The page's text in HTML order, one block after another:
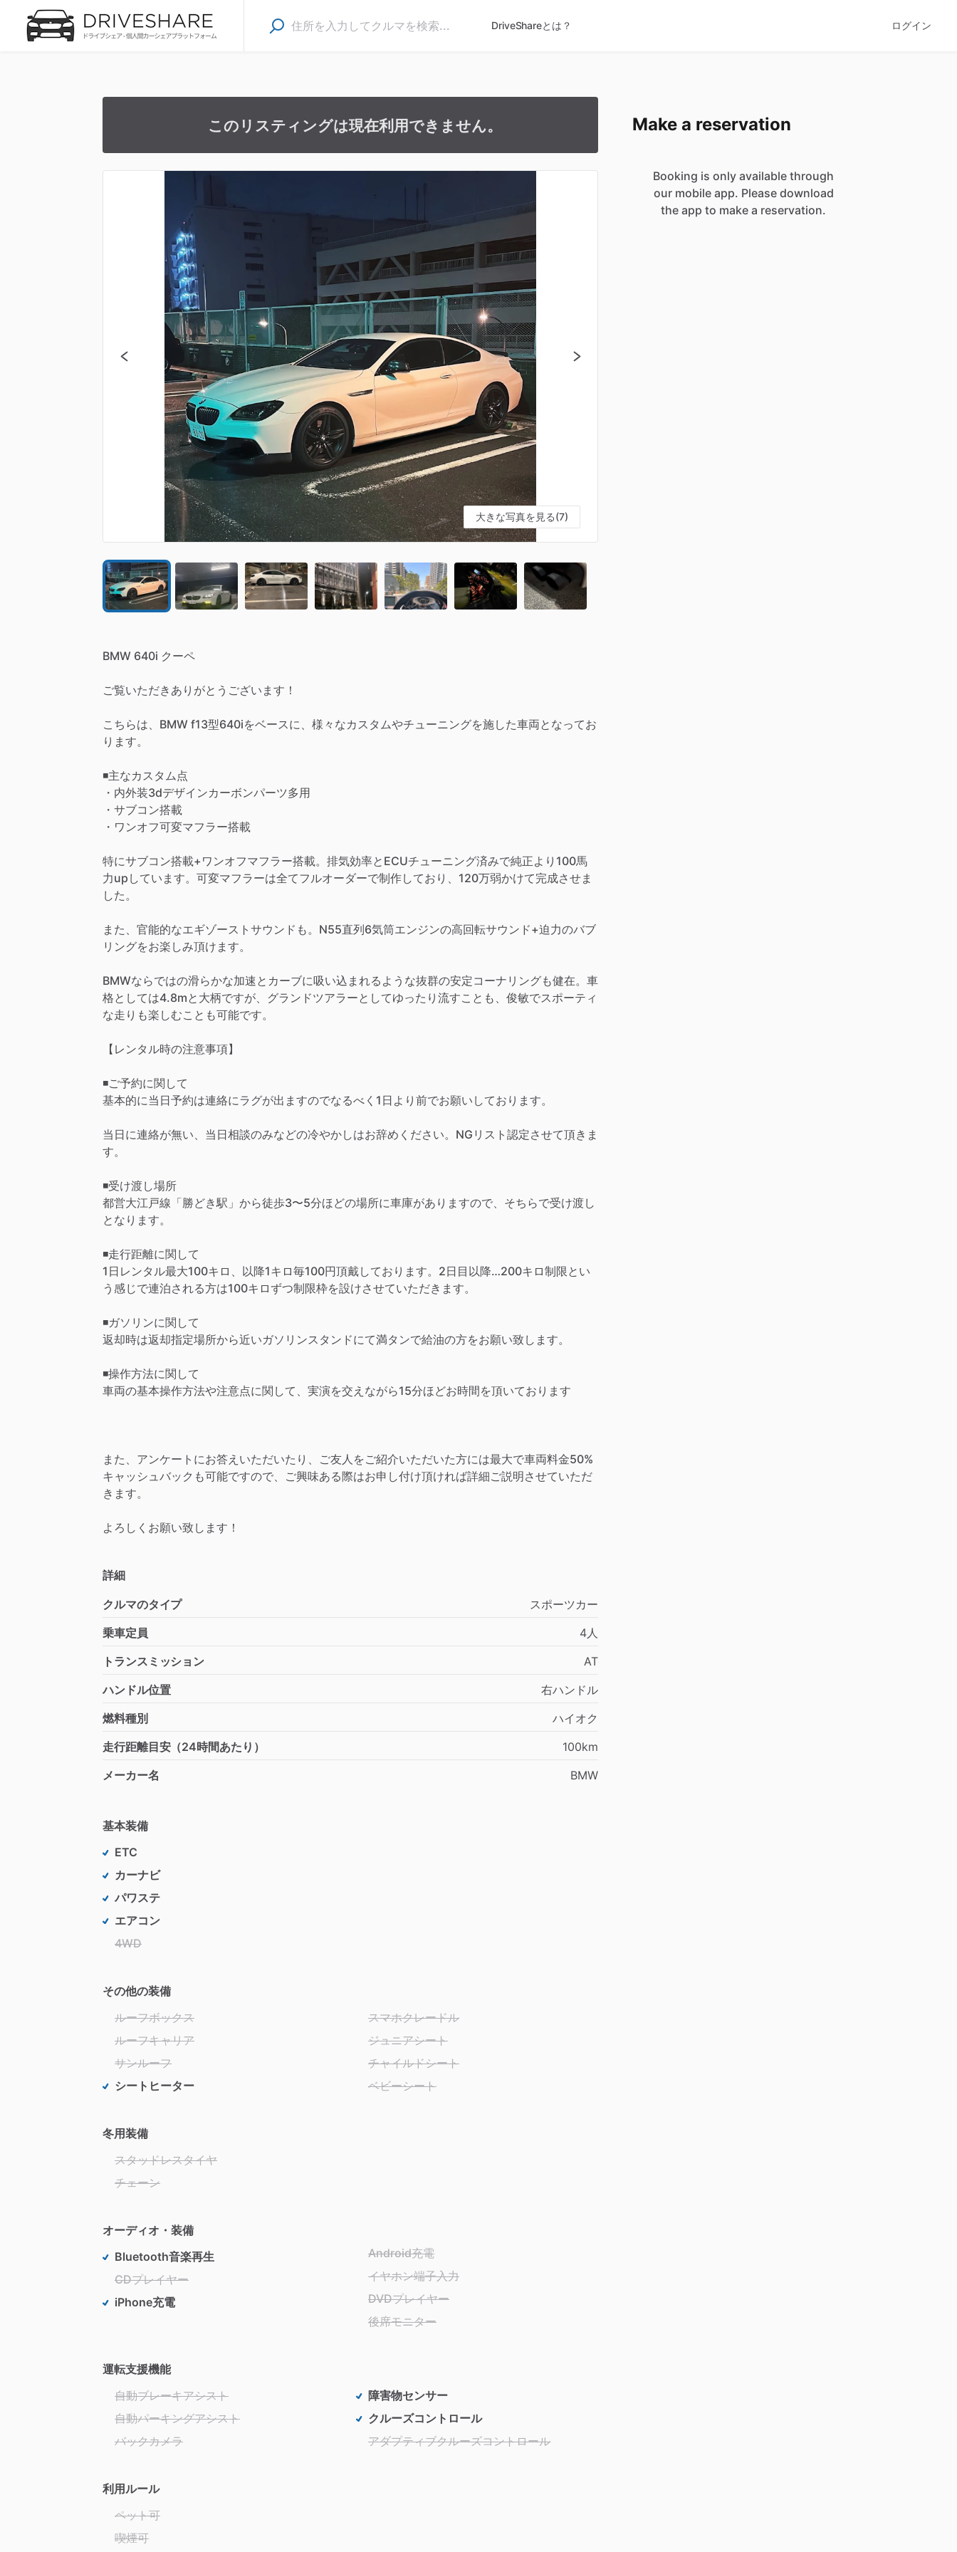
DriveShareとは？ ログイン
このリスティングは現在利用できません。
大きな写真を見る(7)
BMW 640i クーペ
ご覧いただきありがとうございます！
こちらは、BMW f13型640iをベースに、様々なカスタムやチューニングを施した車両となってお
ります。
◾️主なカスタム点
・内外装3dデザインカーボンパーツ多用
・サブコン搭載
・ワンオフ可変マフラー搭載
特にサブコン搭載+ワンオフマフラー搭載。排気効率とECUチューニング済みで純正より100馬
力upしています。可変マフラーは全てフルオーダーで制作しており、120万弱かけて完成させま
した。
また、官能的なエギゾーストサウンドも。N55直列6気筒エンジンの高回転サウンド+迫力のバブ
リングをお楽しみ頂けます。
BMWならではの滑らかな加速とカーブに吸い込まれるような抜群の安定コーナリングも健在。車
格としては4.8mと大柄ですが、グランドツアラーとしてゆったり流すことも、俊敏でスポーティ
な走りも楽しむことも可能です。
【レンタル時の注意事項】
◾️ご予約に関して
基本的に当日予約は連絡にラグが出ますのでなるべく1日より前でお願いしております。
当日に連絡が無い、当日相談のみなどの冷やかしはお辞めください。NGリスト認定させて頂きま
す。
◾️受け渡し場所
都営大江戸線「勝どき駅」から徒歩3〜5分ほどの場所に車庫がありますので、そちらで受け渡し
となります。
◾️走行距離に関して
1日レンタル最大100キロ、以降1キロ毎100円頂戴しております。2日目以降…200キロ制限とい
う感じで連泊される方は100キロずつ制限枠を設けさせていただきます。
◾️ガソリンに関して
返却時は返却指定場所から近いガソリンスタンドにて満タンで給油の方をお願い致します。
◾️操作方法に関して
車両の基本操作方法や注意点に関して、実演を交えながら15分ほどお時間を頂いております
また、アンケートにお答えいただいたり、ご友人をご紹介いただいた方には最大で車両料金50%
キャッシュバックも可能ですので、ご興味ある際はお申し付け頂ければ詳細ご説明させていただ
きます。
よろしくお願い致します！
詳細
クルマのタイプ
スポーツカー
乗車定員
4人
トランスミッション
AT
ハンドル位置
右ハンドル
燃料種別
ハイオク
走行距離目安（24時間あたり）
100km
メーカー名
BMW
基本装備
ETC
カーナビ
パワステ
エアコン
4WD
その他の装備
ルーフボックス
ルーフキャリア
サンルーフ
シートヒーター
スマホクレードル
ジュニアシート
チャイルドシート
ベビーシート
冬用装備
スタッドレスタイヤ
チェーン
オーディオ・装備
Bluetooth音楽再生
CDプレイヤー
iPhone充電
Android充電
イヤホン端子入力
DVDプレイヤー
後席モニター
運転支援機能
自動ブレーキアシスト
自動パーキングアシスト
バックカメラ
障害物センサー
クルーズコントロール
アダプティブクルーズコントロール
利用ルール
ペット可
喫煙可
Make a reservation
Booking is only available through
our mobile app. Please download
the app to make a reservation.